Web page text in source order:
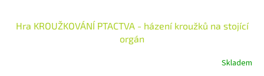
Hra KROUŽKOVÁNÍ PTACTVA - házení kroužků na stojící
orgán
Skladem